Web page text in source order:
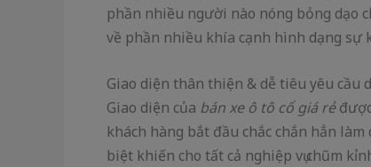
phần nhiều người nào nóng bỏng dạo
về phần nhiều khía cạnh hình dạng sự
Giao diện thân thiện & dễ tiêu yêu cầu
Giao diện của bán xe ô tô cổ giá rẻ
khách hàng bắt đầu chắc chắn hẳn
biệt khiến cho tất cả nghiệp vụ chũm